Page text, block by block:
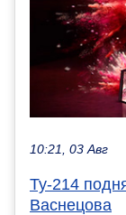
10:21, 03 Авг
Ту-214
Васнецова